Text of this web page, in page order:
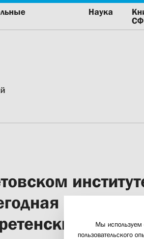
Наука
чтения
Мы используем
пользовательского